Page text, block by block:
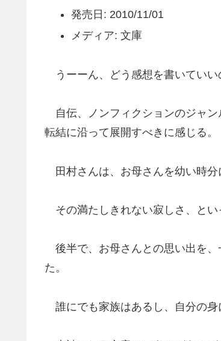
発売日: 2010/11/01
メディア: 文庫
うーーん、どう感想を書いていい
自伝、ノンフィクションのジャン
転結に沿って展開すべきに感じる。
田村さんは、お母さんを幼い時分
その満たしきれない寂しさ、とい
後半で、お母さんとの思い出を、
た。
誰にでも家族はあるし、自分の身